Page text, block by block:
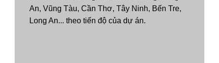
An, Vũng Tàu, Cần Thơ, Tây Ninh, Bến Tre,
Long An... theo tiến độ của dự án.